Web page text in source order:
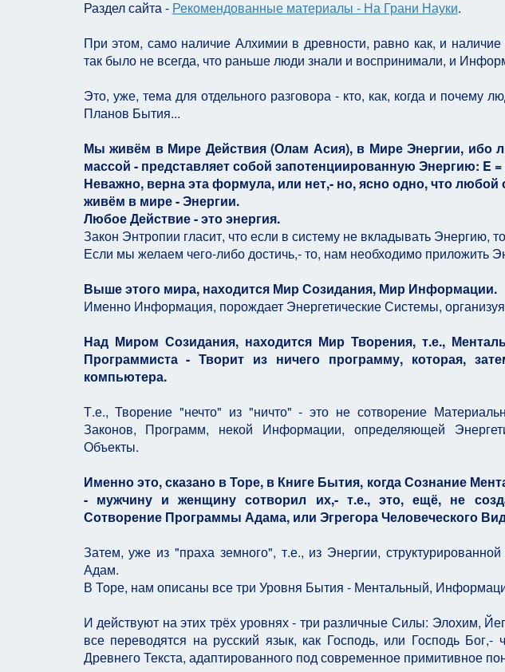
Раздел сайта - Рекомендованные материалы - На Грани Науки.
При этом, само наличие Алхимии в древности, равно как, и
так было не всегда, что раньше люди знали и воспринимали, и
Это, уже, тема для отдельного разговора - кто, как, когда и почему
Планов Бытия...
Мы живём в Мире Действия (Олам Асия), в Мире Энергии, ибо
массой - представляет собой запотенциированную Энергию: E =
Неважно, верна эта формула, или нет,- но, ясно одно, что
живём в мире - Энергии.
Любое Действие - это энергия.
Закон Энтропии гласит, что если в систему не вкладывать Энергию,
Если мы желаем чего-либо достичь,- то, нам необходимо приложить
Выше этого мира, находится Мир Созидания, Мир Информации.
Именно Информация, порождает Энергетические Системы,
Над Миром Созидания, находится Мир Творения, т.е.,
Программиста - Творит из ничего программу, которая,
компьютера.
Т.е., Творение "нечто" из "ничто" - это не сотворение
Законов, Программ, некой Информации, определяющей
Объекты.
Именно это, сказано в Торе, в Книге Бытия, когда Сознание
- мужчину и женщину сотворил их,- т.е., это, ещё, не
Сотворение Программы Адама, или Эгрегора Человеческого
Затем, уже из "праха земного", т.е., из Энергии,
Адам.
В Торе, нам описаны все три Уровня Бытия - Ментальный,
И действуют на этих трёх уровнях - три различные Силы: Элохим,
все переводятся на русский язык, как Господь, или Господь
Древнего Текста, адаптированного под современное примитивное